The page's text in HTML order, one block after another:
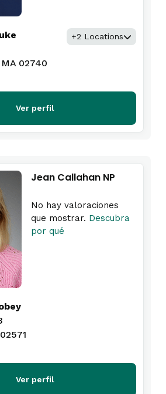
02740
+2 Locations
Ver perfil
Jean Callahan NP
No hay valoraciones
que mostrar. Descubra
por qué
Ver perfil